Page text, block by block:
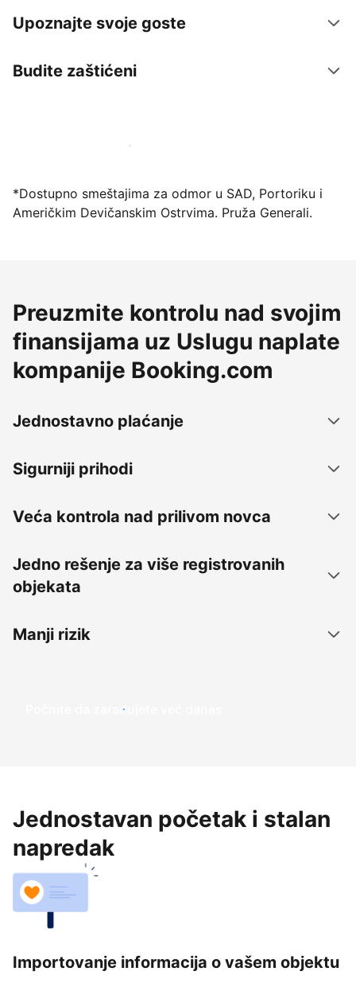
Upoznajte svoje goste
Budite zaštićeni
Registrujte svoj objekat već danas
*Dostupno smeštajima za odmor u SAD, Portoriku i
Američkim Devičanskim Ostrvima. Pruža Generali.
Preuzmite kontrolu nad svojim
finansijama uz Uslugu naplate
kompanije Booking.com
Jednostavno plaćanje
Sigurniji prihodi
Veća kontrola nad prilivom novca
Jedno rešenje za više registrovanih
objekata
Manji rizik
Počnite da zarađujete već danas
Jednostavan početak i stalan
napredak
Importovanje informacija o vašem objektu